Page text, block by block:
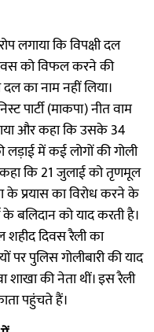
लगाया कि विपक्षी दल
को विफल करने की
का नाम नहीं लिया।
पार्टी (माकपा) नीत वाम
और कहा कि उसके 34
में कई लोगों की गोली
कहा कि 21 जुलाई को तृणमूल
के प्रयास का विरोध करने के
बलिदान को याद करती है।
शहीद दिवस रैली का
पर पुलिस गोलीबारी की याद
की नेता थीं। इस रैली
पहुंचते हैं।